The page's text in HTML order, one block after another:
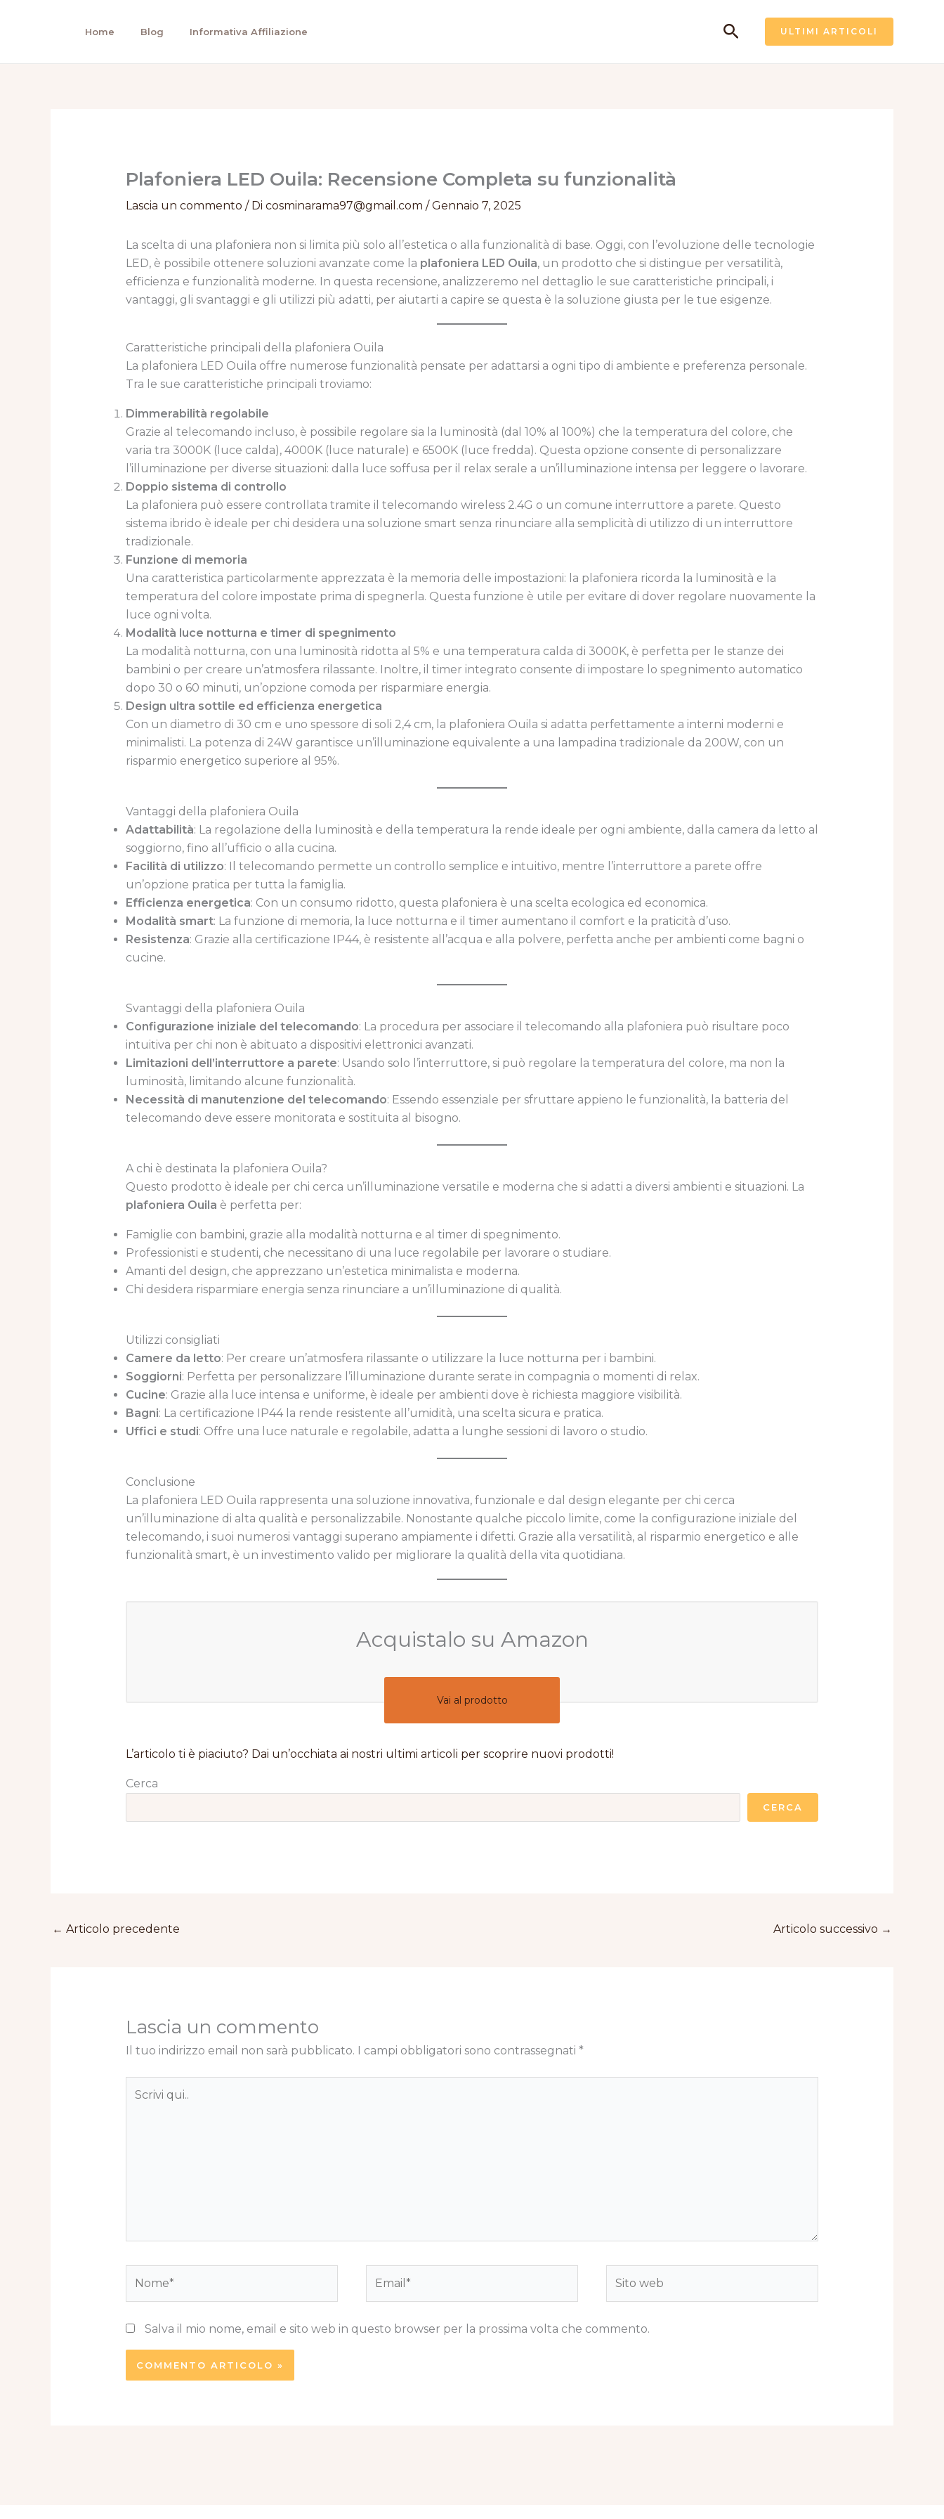
Home Blog Informativa Affiliazione Cerca ULTIMI ARTICOLI
Plafoniera LED Ouila: Recensione Completa su funzionalità
Lascia un commento / Di cosminarama97@gmail.com /Gennaio 7, 2025
La scelta di una plafoniera non si limita più solo all’estetica o alla funzionalità di base. Oggi, con l’evoluzione delle tecnologie
LED, è possibile ottenere soluzioni avanzate come la plafoniera LED Ouila, un prodotto che si distingue per versatilità,
efficienza e funzionalità moderne. In questa recensione, analizzeremo nel dettaglio le sue caratteristiche principali, i
vantaggi, gli svantaggi e gli utilizzi più adatti, per aiutarti a capire se questa è la soluzione giusta per le tue esigenze.
Caratteristiche principali della plafoniera Ouila
La plafoniera LED Ouila offre numerose funzionalità pensate per adattarsi a ogni tipo di ambiente e preferenza personale.
Tra le sue caratteristiche principali troviamo:
Dimmerabilità regolabile
Grazie al telecomando incluso, è possibile regolare sia la luminosità (dal 10% al 100%) che la temperatura del colore, che
varia tra 3000K (luce calda), 4000K (luce naturale) e 6500K (luce fredda). Questa opzione consente di personalizzare
l’illuminazione per diverse situazioni: dalla luce soffusa per il relax serale a un’illuminazione intensa per leggere o lavorare.
Doppio sistema di controllo
La plafoniera può essere controllata tramite il telecomando wireless 2.4G o un comune interruttore a parete. Questo
sistema ibrido è ideale per chi desidera una soluzione smart senza rinunciare alla semplicità di utilizzo di un interruttore
tradizionale.
Funzione di memoria
Una caratteristica particolarmente apprezzata è la memoria delle impostazioni: la plafoniera ricorda la luminosità e la
temperatura del colore impostate prima di spegnerla. Questa funzione è utile per evitare di dover regolare nuovamente la
luce ogni volta.
Modalità luce notturna e timer di spegnimento
La modalità notturna, con una luminosità ridotta al 5% e una temperatura calda di 3000K, è perfetta per le stanze dei
bambini o per creare un’atmosfera rilassante. Inoltre, il timer integrato consente di impostare lo spegnimento automatico
dopo 30 o 60 minuti, un’opzione comoda per risparmiare energia.
Design ultra sottile ed efficienza energetica
Con un diametro di 30 cm e uno spessore di soli 2,4 cm, la plafoniera Ouila si adatta perfettamente a interni moderni e
minimalisti. La potenza di 24W garantisce un’illuminazione equivalente a una lampadina tradizionale da 200W, con un
risparmio energetico superiore al 95%.
Vantaggi della plafoniera Ouila
Adattabilità: La regolazione della luminosità e della temperatura la rende ideale per ogni ambiente, dalla camera da letto al
soggiorno, fino all’ufficio o alla cucina.
Facilità di utilizzo: Il telecomando permette un controllo semplice e intuitivo, mentre l’interruttore a parete offre
un’opzione pratica per tutta la famiglia.
Efficienza energetica: Con un consumo ridotto, questa plafoniera è una scelta ecologica ed economica.
Modalità smart: La funzione di memoria, la luce notturna e il timer aumentano il comfort e la praticità d’uso.
Resistenza: Grazie alla certificazione IP44, è resistente all’acqua e alla polvere, perfetta anche per ambienti come bagni o
cucine.
Svantaggi della plafoniera Ouila
Configurazione iniziale del telecomando: La procedura per associare il telecomando alla plafoniera può risultare poco
intuitiva per chi non è abituato a dispositivi elettronici avanzati.
Limitazioni dell’interruttore a parete: Usando solo l’interruttore, si può regolare la temperatura del colore, ma non la
luminosità, limitando alcune funzionalità.
Necessità di manutenzione del telecomando: Essendo essenziale per sfruttare appieno le funzionalità, la batteria del
telecomando deve essere monitorata e sostituita al bisogno.
A chi è destinata la plafoniera Ouila?
Questo prodotto è ideale per chi cerca un’illuminazione versatile e moderna che si adatti a diversi ambienti e situazioni. La
plafoniera Ouila è perfetta per:
Famiglie con bambini, grazie alla modalità notturna e al timer di spegnimento.
Professionisti e studenti, che necessitano di una luce regolabile per lavorare o studiare.
Amanti del design, che apprezzano un’estetica minimalista e moderna.
Chi desidera risparmiare energia senza rinunciare a un’illuminazione di qualità.
Utilizzi consigliati
Camere da letto: Per creare un’atmosfera rilassante o utilizzare la luce notturna per i bambini.
Soggiorni: Perfetta per personalizzare l’illuminazione durante serate in compagnia o momenti di relax.
Cucine: Grazie alla luce intensa e uniforme, è ideale per ambienti dove è richiesta maggiore visibilità.
Bagni: La certificazione IP44 la rende resistente all’umidità, una scelta sicura e pratica.
Uffici e studi: Offre una luce naturale e regolabile, adatta a lunghe sessioni di lavoro o studio.
Conclusione
La plafoniera LED Ouila rappresenta una soluzione innovativa, funzionale e dal design elegante per chi cerca
un’illuminazione di alta qualità e personalizzabile. Nonostante qualche piccolo limite, come la configurazione iniziale del
telecomando, i suoi numerosi vantaggi superano ampiamente i difetti. Grazie alla versatilità, al risparmio energetico e alle
funzionalità smart, è un investimento valido per migliorare la qualità della vita quotidiana.
Acquistalo su Amazon
Vai al prodotto
L’articolo ti è piaciuto? Dai un’occhiata ai nostri ultimi articoli per scoprire nuovi prodotti!
Cerca
CERCA
← Articolo precedente Articolo successivo →
Lascia un commento
Il tuo indirizzo email non sarà pubblicato. I campi obbligatori sono contrassegnati *
Salva il mio nome, email e sito web in questo browser per la prossima volta che commento.